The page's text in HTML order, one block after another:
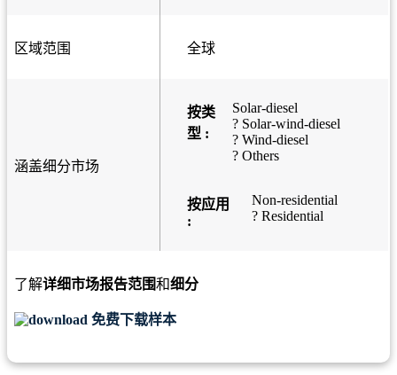
区域范围 全球
涵盖细分市场
按类
型 :
Solar-diesel
? Solar-wind-diesel
? Wind-diesel
? Others
按应用
:
Non-residential
? Residential
了解详细市场报告范围和细分
免费下载样本